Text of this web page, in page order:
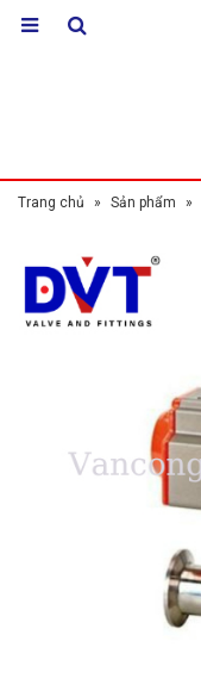
Trang chủ » Sản phẩm »